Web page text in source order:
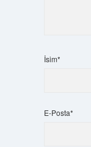
İsim*
E-Posta*